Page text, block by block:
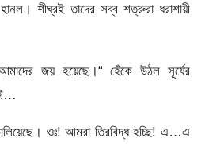
শীঘ্রই তাদের সব্ব শত্রুরা ধরাশায়ী
জয় হয়েছে।“ হেঁকে উঠল সূর্যের
ওঃ! আমরা তিরবিদ্ধ হচ্ছি! এ…এ